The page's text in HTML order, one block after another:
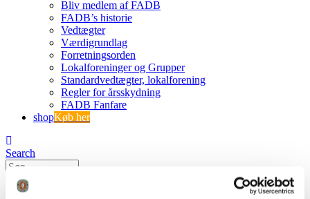
Bliv medlem af FADB
FADB’s historie
Vedtægter
Værdigrundlag
Forretningsorden
Lokalforeninger og Grupper
Standardvedtægter, lokalforening
Regler for årsskydning
FADB Fanfare
shopKøb her
Search
0 varer
0 VARER